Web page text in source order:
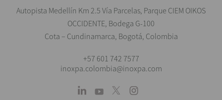
Autopista Medellín Km 2.5 Vía Parcelas, Parque CIEM OIKOS
OCCIDENTE, Bodega G-100
Cota – Cundinamarca, Bogotá, Colombia
+57 601 742 7577
inoxpa.colombia@inoxpa.com